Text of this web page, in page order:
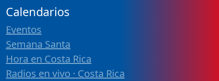
Calendarios
Eventos
Semana Santa
Hora en Costa Rica
Radios en vivo · Costa Rica